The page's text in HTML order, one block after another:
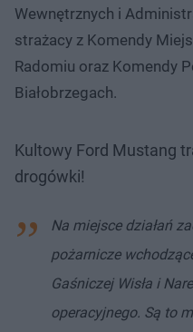
Wewnętrznych i
strażacy z Komendy
Radomiu oraz Komendy
Białobrzegach.
Kultowy Ford Mustang
drogówki!
Na miejsce działań
pożarnicze
Gaśniczej Wisła i
operacyjnego. Są to